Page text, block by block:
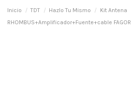
Inicio TDT Hazlo Tu Mismo
Kit Antena
RHOMBUS+Amplificador+Fuente+cable FAGOR